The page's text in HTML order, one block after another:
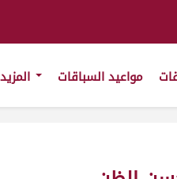
مواعيد السباقات